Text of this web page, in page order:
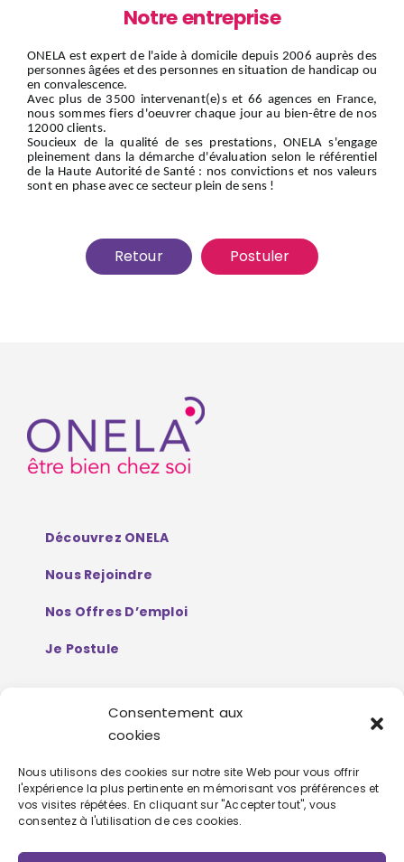
Consentement aux
cookies
Nous utilisons des cookies sur notre site Web pour vous offrir
l'expérience la plus pertinente en mémorisant vos préférences et
vos visites répétées. En cliquant sur "Accepter tout", vous
consentez à l'utilisation de ces cookies.
Notre entreprise
ONELA est expert de l'aide à domicile depuis 2006 auprès des
personnes âgées et des personnes en situation de handicap ou
en convalescence.
Avec plus de 3500 intervenant(e)s et 66 agences en France,
nous sommes fiers d'oeuvrer chaque jour au bien-être de nos
12000 clients.
Soucieux de la qualité de ses prestations, ONELA s'engage
pleinement dans la démarche d'évaluation selon le référentiel
de la Haute Autorité de Santé : nos convictions et nos valeurs
sont en phase avec ce secteur plein de sens !
Retour Postuler
Découvrez ONELA
Nous Rejoindre
Nos Offres D’emploi
Je Postule
Mentions Légales
Politique De Protection De Données
Personnelles